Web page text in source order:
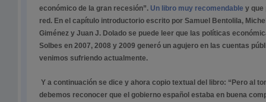
económico de la gran recesión”. Un libro muy recomendable y que
red. En el capítulo introductorio escrito por Samuel Bentolila,
Giménez y Juan J. Dolado se puede leer que las políticas
Solbes en 2007, 2008 y 2009 generó un agujero en las cuentas
venimos sufriendo actualmente.
Y a continuación se dice y ahora copio textual del libro: “Pero al
debemos reconocer que el gobierno español estaba en buena